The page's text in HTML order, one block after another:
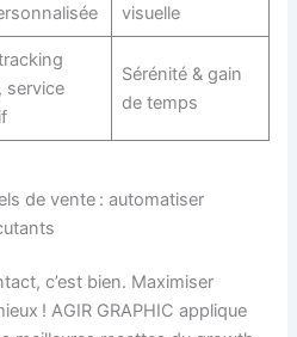
visuelle
service
Sérénité & gain
de temps
de vente : automatiser
c’est bien. Maximiser
! AGIR GRAPHIC applique